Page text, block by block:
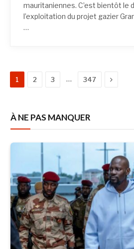
mauritaniennes. C’est bientôt le
l’exploitation du projet gazier
…
1 2 3 … 347 Next
À NE PAS MANQUER